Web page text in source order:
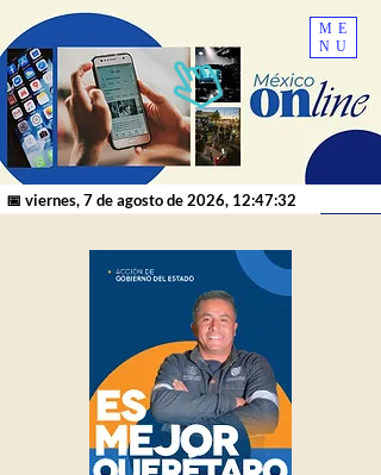
ME
NU
📅 viernes, 7 de agosto de 2026, 12:47:32